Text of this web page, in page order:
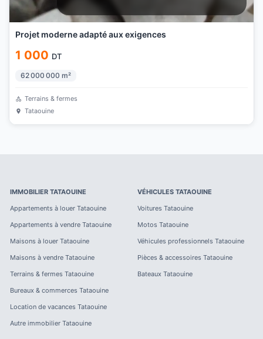
Projet moderne adapté aux exigences
1 000 DT
62 000 000 m²
Terrains & fermes
Tataouine
IMMOBILIER TATAOUINE
Appartements à louer Tataouine
Appartements à vendre Tataouine
Maisons à louer Tataouine
Maisons à vendre Tataouine
Terrains & fermes Tataouine
Bureaux & commerces Tataouine
Location de vacances Tataouine
Autre immobilier Tataouine
VÉHICULES TATAOUINE
Voitures Tataouine
Motos Tataouine
Véhicules professionnels Tataouine
Pièces & accessoires Tataouine
Bateaux Tataouine